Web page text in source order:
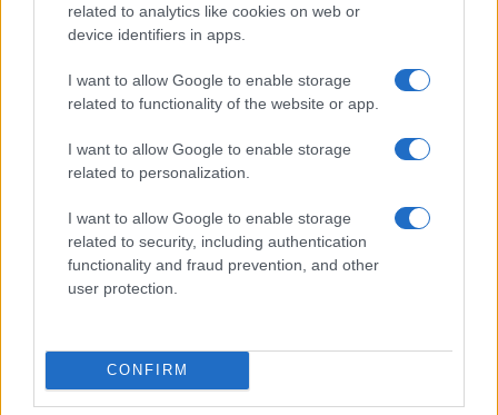
related to analytics like cookies on web or
device identifiers in apps.
I want to allow Google to enable storage
related to functionality of the website or app.
I want to allow Google to enable storage
related to personalization.
I want to allow Google to enable storage
related to security, including authentication
functionality and fraud prevention, and other
user protection.
CONFIRM
Continua a leggere
MOTORI
Auto in fiamme: procedura sicura, errori da evitare
ed estintore a bordo